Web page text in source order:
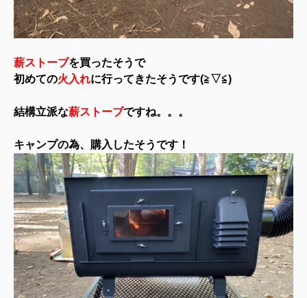
薪ストーブを買ったそうで
初めての火 入れに行ってきたそうです(≧▽≦)
結構立派な薪ストーブですね。。。
キャンプの為、購入したそうです！